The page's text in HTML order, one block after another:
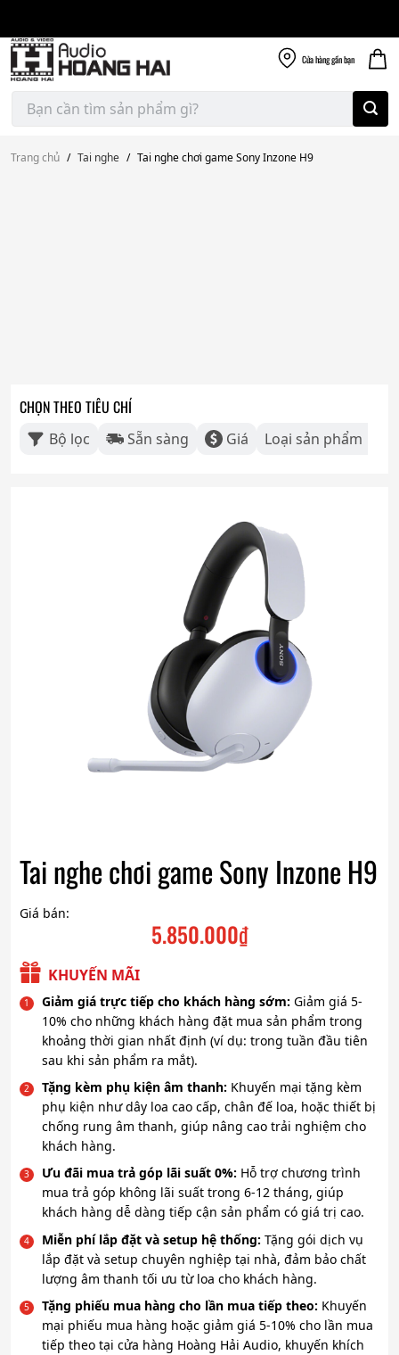
content
Cửa hànggần bạn
Tìm
kiếm:
Trang chủ / Tai nghe / Tai nghe chơi game Sony Inzone H9
CHỌN THEO TIÊU CHÍ
Bộ lọc Sẵn sàng Giá Loại sản phẩm
Tai nghe chơi game Sony Inzone H9
Giá bán:
5.850.000₫
KHUYẾN MÃI
Giảm giá trực tiếp cho khách hàng sớm: Giảm giá 5-
10% cho những khách hàng đặt mua sản phẩm trong
khoảng thời gian nhất định (ví dụ: trong tuần đầu tiên
sau khi sản phẩm ra mắt).
Tặng kèm phụ kiện âm thanh: Khuyến mại tặng kèm
phụ kiện như dây loa cao cấp, chân đế loa, hoặc thiết bị
chống rung âm thanh, giúp nâng cao trải nghiệm cho
khách hàng.
Ưu đãi mua trả góp lãi suất 0%: Hỗ trợ chương trình
mua trả góp không lãi suất trong 6-12 tháng, giúp
khách hàng dễ dàng tiếp cận sản phẩm có giá trị cao.
Miễn phí lắp đặt và setup hệ thống: Tặng gói dịch vụ
lắp đặt và setup chuyên nghiệp tại nhà, đảm bảo chất
lượng âm thanh tối ưu từ loa cho khách hàng.
Tặng phiếu mua hàng cho lần mua tiếp theo: Khuyến
mại phiếu mua hàng hoặc giảm giá 5-10% cho lần mua
tiếp theo tại cửa hàng Hoàng Hải Audio, khuyến khích